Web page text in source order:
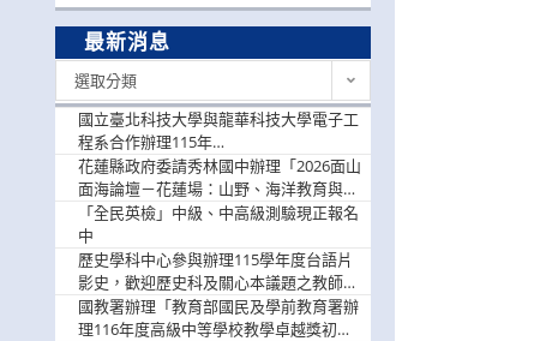
最新消息
選取分類
國立臺北科技大學與龍華科技大學電子工
程系合作辦理115年
「115.08.10~08.12「AI賦能應用於智慧半
導體研習營」，歡迎學生踴躍報名參加
花蓮縣政府委請秀林國中辦理「2026面山
面海論壇－花蓮場：山野、海洋教育與戶
外安全實務課程」，歡迎踴躍報名參加
「全民英檢」中級、中高級測驗現正報名
中
歷史學科中心參與辦理115學年度台語片
影史，歡迎歷史科及關心本議題之教師踴
躍報名參加
國教署辦理「教育部國民及學前教育署辦
理116年度高級中等學校教學卓越獎初選